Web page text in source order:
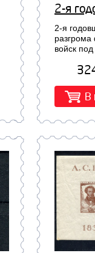
2-я
войск
2-я
войск под
В